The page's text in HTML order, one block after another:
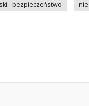
- bezpieczeństwo